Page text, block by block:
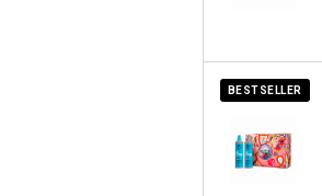
BESTSELLER